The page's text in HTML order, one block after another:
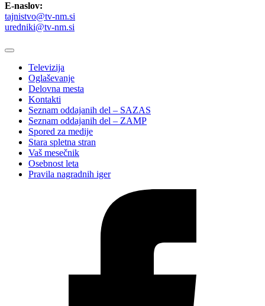
E-naslov:
tajnistvo@tv-nm.si
uredniki@tv-nm.si
Televizija
Oglaševanje
Delovna mesta
Kontakti
Seznam oddajanih del – SAZAS
Seznam oddajanih del – ZAMP
Spored za medije
Stara spletna stran
Vaš mesečnik
Osebnost leta
Pravila nagradnih iger